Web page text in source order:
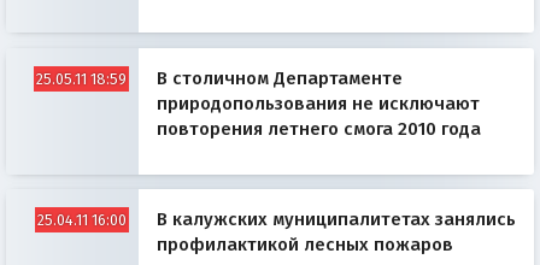
25.05.11 18:59
В столичном Департаменте
природопользования не исключают
повторения летнего смога 2010 года
25.04.11 16:00
В калужских муниципалитетах занялись
профилактикой лесных пожаров